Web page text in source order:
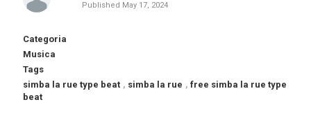
Published May 17, 2024
Categoria
Musica
Tags
simba la rue type beat , simba la rue , free simba la rue type
beat